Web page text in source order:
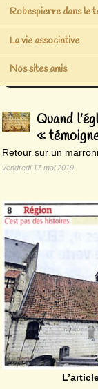
Robespierre dans le
La vie associative
Nos sites amis
Quand
«
Retour sur un
vendredi 17 mai 2019